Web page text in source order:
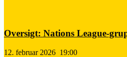
Oversigt: Nations League-
12. februar 2026 19:00